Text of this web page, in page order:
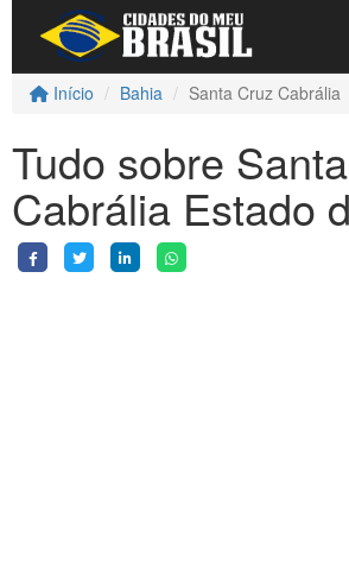
Início Bahia Santa Cruz Cabrália
Tudo sobre
Cabrália Estado